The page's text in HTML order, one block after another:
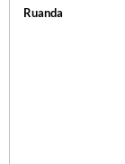
Ruanda